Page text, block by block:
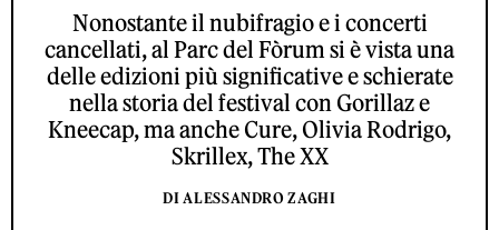
Nonostante il nubifragio e i concerti
cancellati, al Parc del Fòrum si è vista una
delle edizioni più significative e schierate
nella storia del festival con Gorillaz e
Kneecap, ma anche Cure, Olivia Rodrigo,
Skrillex, The XX
DI ALESSANDRO ZAGHI